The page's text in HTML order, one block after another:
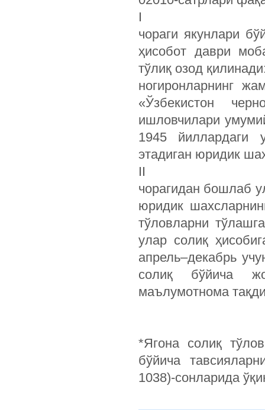
I
чораги якунлари
ҳисобот даври
тўлиқ озод
ногиронларнинг
«Ўзбекистон
ишловчилари
1945
этадиган юридик
II
чорагидан бошлаб
юридик
тўловларни
улар солиқ
апрель–декабрь
солиқ бўйича
маълумотнома
*Ягона солиқ
бўйича
1038)-сонларида